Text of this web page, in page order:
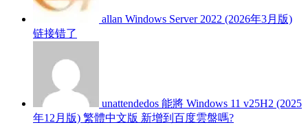
allan Windows Server 2022 (2026年3月版)
链接错了
unattendedos 能將 Windows 11 v25H2 (2025
年12月版) 繁體中文版 新增到百度雲盤嗎?